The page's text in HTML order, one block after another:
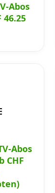
Abos
Abos
CHF